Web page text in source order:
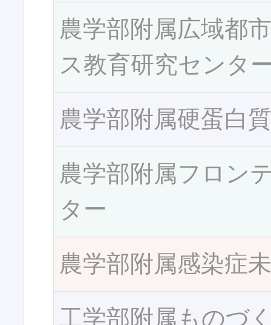
農学部附属広域都
ス教育研究センタ
農学部附属硬蛋白
農学部附属フロン
ター
農学部附属感染症
工学部附属ものづ